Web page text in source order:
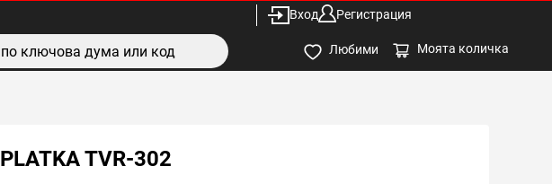
Вход Регистрация
Любими Моята количка
PLATKA TVR-302